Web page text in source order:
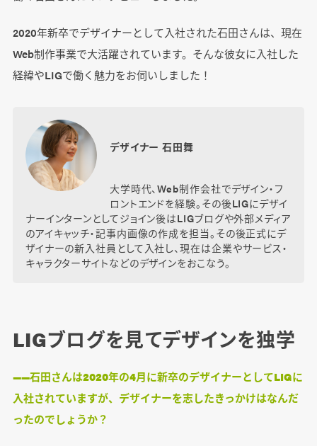
2020年新卒でデザイナーとして入社された石田さんは、現在
Web制作事業で大活躍されています。そんな彼女に入社した
経緯やLIGで働く魅力をお伺いしました！
デザイナー 石田舞
大学時代、Web制作会社でデザイン・フ
ロントエンドを経験。その後LIGにデザイ
ナーインターンとしてジョイン後はLIGブログや外部メディア
のアイキャッチ・記事内画像の作成を担当。その後正式にデ
ザイナーの新入社員として入社し、現在は企業やサービス・
キャラクターサイトなどのデザインをおこなう。
LIGブログを見てデザインを独学
――石田さんは2020年の4月に新卒のデザイナーとしてLIGに
入社されていますが、デザイナーを志したきっかけはなんだ
ったのでしょうか？